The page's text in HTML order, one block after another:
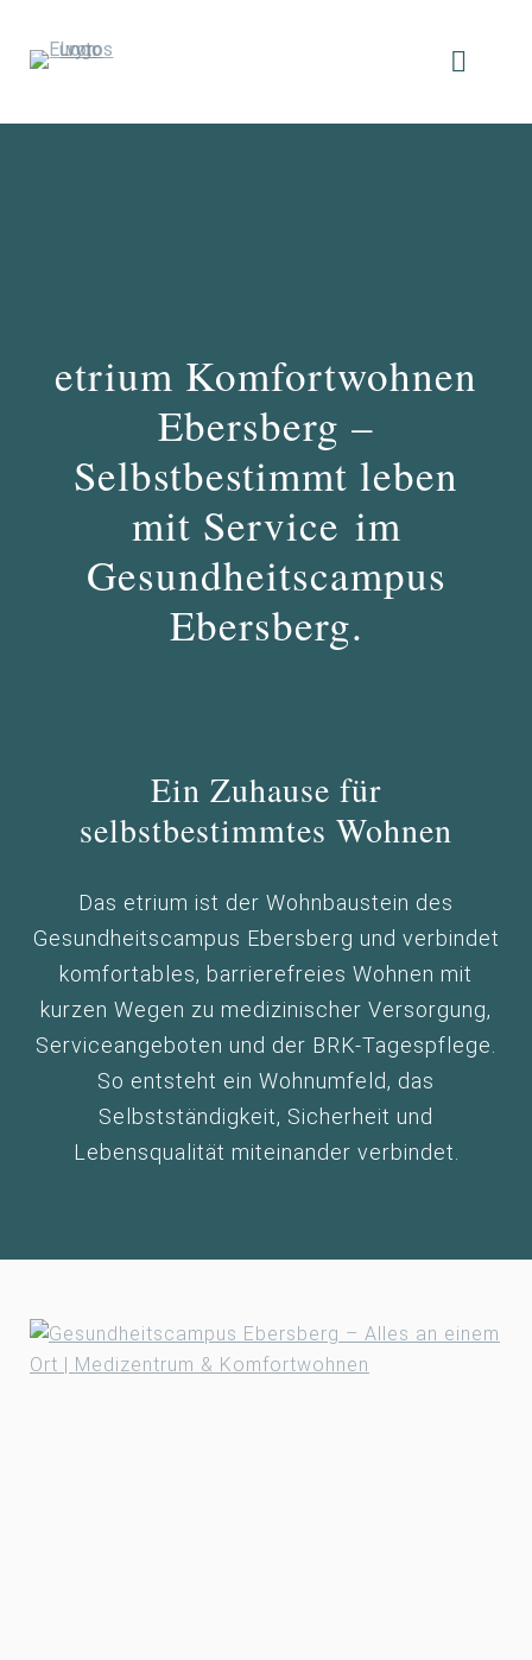
etrium Komfortwohnen
Ebersberg –
Selbstbestimmt leben
mit Service im
Gesundheits­campus
Ebersberg.
Ein Zuhause für
selbstbestimmtes Wohnen
Das etrium ist der Wohnbaustein des
Gesundheitscampus Ebersberg und verbindet
komfortables, barrierefreies Wohnen mit
kurzen Wegen zu medizinischer Versorgung,
Serviceangeboten und der BRK-Tagespflege.
So entsteht ein Wohnumfeld, das
Selbstständigkeit, Sicherheit und
Lebensqualität miteinander verbindet.